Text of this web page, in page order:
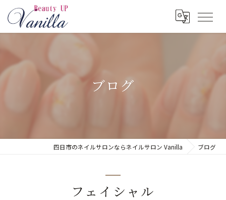
ブログ
四日市のネイルサロンならネイルサロン Vanilla ブログ
フェイシャル